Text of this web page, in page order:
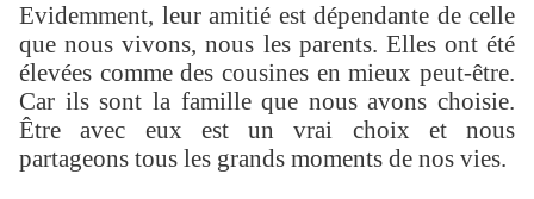
Evidemment, leur amitié est dépendante de celle
que nous vivons, nous les parents. Elles ont été
élevées comme des cousines en mieux peut-être.
Car ils sont la famille que nous avons choisie.
Être avec eux est un vrai choix et nous
partageons tous les grands moments de nos vies.